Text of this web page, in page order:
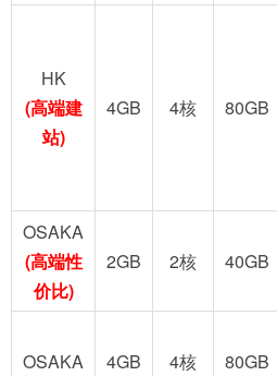
HK
(高端建
站)
4GB 4核 80GB
OSAKA
(高端性
价比)
2GB 2核 40GB
OSAKA
4GB 4核 80GB